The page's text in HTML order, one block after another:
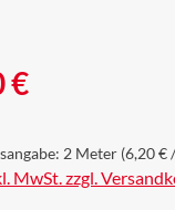
€
2 Meter (6,20 €
MwSt. zzgl.